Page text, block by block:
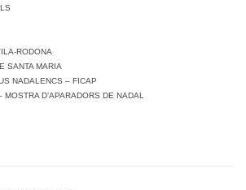
RODONA
SANTA MARIA
NADALENCS – FICAP
D’APARADORS DE NADAL